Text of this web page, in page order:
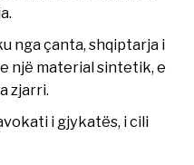
nga çanta, shqiptarja i
një material sintetik, e
zjarri.
i gjykatës, i cili